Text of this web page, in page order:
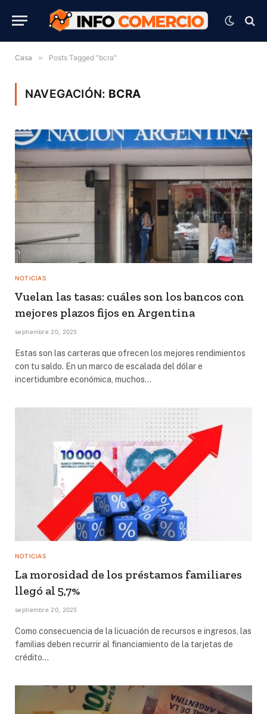
Casa » Posts Tagged "bcra"
NAVEGACIÓN: BCRA
NOTICIAS
Vuelan las tasas: cuáles son los bancos con
mejores plazos fijos en Argentina
septiembre 20, 2025
Estas son las carteras que ofrecen los mejores rendimientos
con tu saldo. En un marco de escalada del dólar e
incertidumbre económica, muchos…
NOTICIAS
La morosidad de los préstamos familiares
llegó al 5,7%
septiembre 20, 2025
Como consecuencia de la licuación de recursos e ingresos, las
familias deben recurrir al financiamiento de la tarjetas de
crédito…